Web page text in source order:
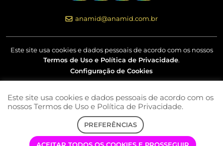
anamid@anamid.com.br
Este site usa cookies e dados pessoais de acordo com os nossos
Termos de Uso e Política de Privacidade.
Configuração de Cookies
Av Marquês de São Vicente, nº 230 – 18º andar – Barra Funda –
COPYRIGHT © 2022 | ANAMID | TODOS OS DIREITOS RESERVADOS
Este site usa cookies e dados pessoais de acordo com os
nossos Termos de Uso e Política de Privacidade.
PREFERÊNCIAS